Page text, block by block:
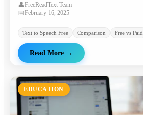
👤FreeReadText Team
📅February 16, 2025
Text to Speech Free Comparison Free vs Paid
Read More →
EDUCATION